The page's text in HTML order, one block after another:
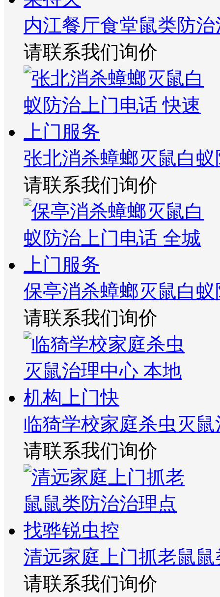
内江餐厅食堂鼠类防
请联系我们询价
张北消杀蟑螂灭鼠白
请联系我们询价
保亭消杀蟑螂灭鼠白
请联系我们询价
临猗学校家庭杀虫灭
请联系我们询价
清远家庭上门抓老鼠
请联系我们询价